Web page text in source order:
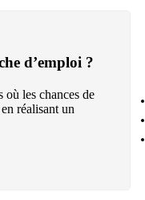
d’emploi ?
les chances de
réalisant un